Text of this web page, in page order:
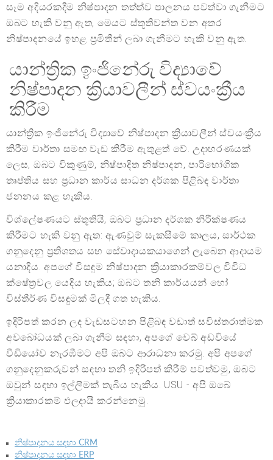
සෑම අදියරකදීම නිෂ්පාදන තත්ත්ව පාලනය පවත්වා ගැනීමට
ඔබට හැකි වනු ඇත, මෙයට ස්තූතිවන්ත වන අතර
නිෂ්පාදනයේ ඉහළ ප්‍රමිතීන් ලබා ගැනීමට හැකි වනු ඇත.
යාන්ත්‍රික ඉංජිනේරු විද්‍යාවේ
නිෂ්පාදන ක්‍රියාවලීන් ස්වයංක්‍රීය
කිරීම
යාන්ත්‍රික ඉංජිනේරු විද්‍යාවේ නිෂ්පාදන ක්‍රියාවලීන් ස්වයංක්‍රීය
කිරීම වාර්තා සමඟ වැඩ කිරීම ඇතුළත් වේ. උදාහරණයක්
ලෙස, ඔබට විකුණුම්, නිෂ්පාදිත නිෂ්පාදන, පාරිභෝගික
තෘප්තිය සහ ප්‍රධාන කාර්ය සාධන දර්ශක පිළිබඳ වාර්තා
ජනනය කළ හැකිය.
විශ්ලේෂණයට ස්තූතියි, ඔබට ප්‍රධාන දර්ශක නිරීක්ෂණය
කිරීමට හැකි වනු ඇත: ඇණවුම් සැකසීමේ කාලය, සාර්ථක
ගනුදෙනු ප්‍රතිශතය සහ සේවාදායකයාගෙන් ලැබෙන ආදායම
යනාදිය. අපගේ විසඳුම නිෂ්පාදන ක්‍රියාකාරකම්වල විවිධ
ක්ෂේත්‍රවල යෙදිය හැකිය; ඔබට තනි කාර්යයන් හෝ
විස්තීර්ණ විසඳුමක් මිලදී ගත හැකිය.
ඉදිරිපත් කරන ලද වැඩසටහන පිළිබඳ වඩාත් සවිස්තරාත්මක
අවබෝධයක් ලබා ගැනීම සඳහා, අපගේ වෙබ් අඩවියේ
වීඩියෝව නැරඹීමට අපි ඔබට ආරාධනා කරමු. අපි අපගේ
ගනුදෙනුකරුවන් සඳහා තනි ඉදිරිපත් කිරීම් පවත්වමු, ඔබට
ඔවුන් සඳහා ඉල්ලීමක් තැබිය හැකිය. USU - අපි ඔබේ
ක්‍රියාකාරකම් ඵලදායී කරන්නෙමු.
නිෂ්පාදනය සඳහා CRM
නිෂ්පාදනය සඳහා ERP